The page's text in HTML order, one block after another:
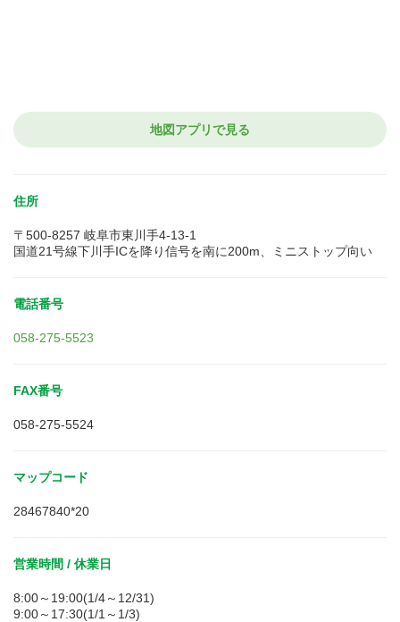
地図アプリで見る
住所
〒500-8257 岐阜市東川手4-13-1
国道21号線下川手ICを降り信号を南に200m、ミニストップ向い
電話番号
058-275-5523
FAX番号
058-275-5524
マップコード
28467840*20
営業時間 / 休業日
8:00～19:00(1/4～12/31)
9:00～17:30(1/1～1/3)